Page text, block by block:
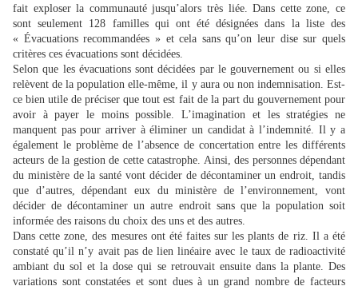
fait exploser la communauté jusqu’alors très liée. Dans cette zone, ce
sont seulement 128 familles qui ont été désignées dans la liste des
« Évacuations recommandées » et cela sans qu’on leur dise sur quels
critères ces évacuations sont décidées.
Selon que les évacuations sont décidées par le gouvernement ou si elles
relèvent de la population elle-même, il y aura ou non indemnisation. Est-
ce bien utile de préciser que tout est fait de la part du gouvernement pour
avoir à payer le moins possible. L’imagination et les stratégies ne
manquent pas pour arriver à éliminer un candidat à l’indemnité. Il y a
également le problème de l’absence de concertation entre les différents
acteurs de la gestion de cette catastrophe. Ainsi, des personnes dépendant
du ministère de la santé vont décider de décontaminer un endroit, tandis
que d’autres, dépendant eux du ministère de l’environnement, vont
décider de décontaminer un autre endroit sans que la population soit
informée des raisons du choix des uns et des autres.
Dans cette zone, des mesures ont été faites sur les plants de riz. Il a été
constaté qu’il n’y avait pas de lien linéaire avec le taux de radioactivité
ambiant du sol et la dose qui se retrouvait ensuite dans la plante. Des
variations sont constatées et sont dues à un grand nombre de facteurs